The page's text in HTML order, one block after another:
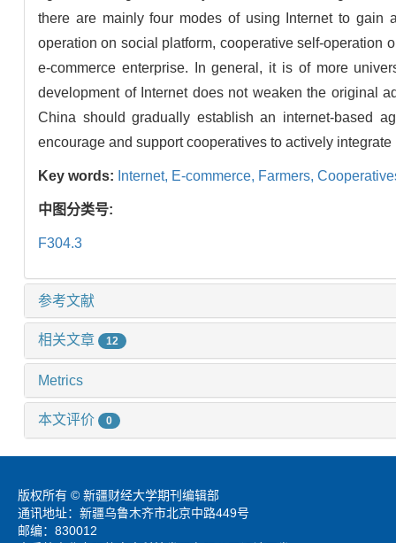
there are mainly four modes of using Internet to gain
operation on social platform, cooperative self-operation
e-commerce enterprise. In general, it is of more
development of Internet does not weaken the original
China should gradually establish an internet-based
encourage and support cooperatives to actively integrate
Key words: Internet, E-commerce, Farmers,
中图分类号:
F304.3
参考文献
相关文章 12
Metrics
本文评价 0
版权所有 © 新疆财经大学期刊编辑部
通讯地址：新疆乌鲁木齐市北京中路449号
邮编：830012